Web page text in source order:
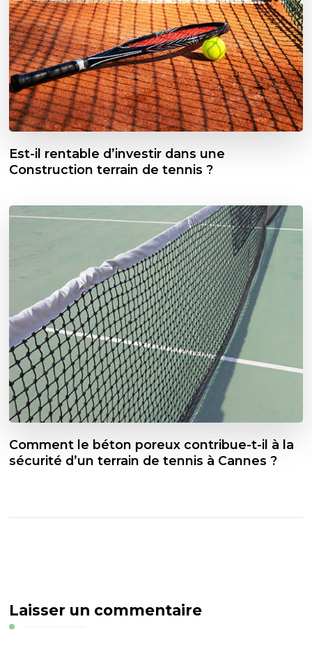
Est-il rentable d’investir dans une
Construction terrain de tennis ?
Comment le béton poreux contribue-t-il à la
sécurité d’un terrain de tennis à Cannes ?
Laisser un commentaire